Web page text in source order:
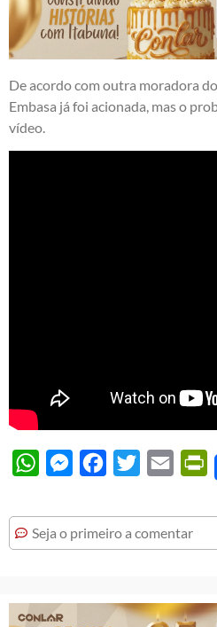
De acordo com outra moradora
Embasa já foi acionada, mas o
vídeo.
WhatsAppMessengerFacebook
Twitter Email
Seja o primeiro a comentar